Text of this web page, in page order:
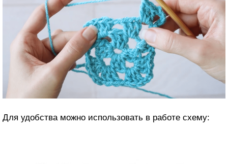
Для удобства можно использовать в работе схему: